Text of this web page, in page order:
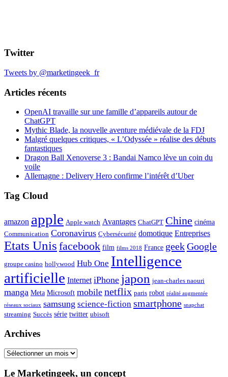
Twitter
Tweets by @marketingeek_fr
Articles récents
OpenAI travaille sur une famille d’appareils autour de
ChatGPT
Mythic Blade, la nouvelle aventure médiévale de la FDJ
Malgré quelques critiques, « L’Odyssée » réalise des débuts
fantastiques
Dragon Ball Xenoverse 3 : Bandai Namco lève un coin du
voile
Allemagne : Delivery Hero confirme l’intérêt d’Uber
Tag Cloud
amazon apple Apple watch Avantages ChatGPT Chine cinéma
Communication Coronavirus Cybersécurité domotique Entreprises
Etats Unis facebook film films 2018 France geekGoogle
groupe casino hollywood Hub One Intelligence
artificielle Internet iPhone japon jean-charles naouri
manga Meta Microsoft mobile netflix paris robot réalité augmentée
réseaux sociaux samsung science-fiction smartphone snapchat
streaming Succès série twitter ubisoft
Archives
Archives
Le Marketingeek, un concept